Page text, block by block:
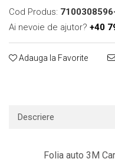
Print format mare
Serigrafie
Monomeric
Cod Produs:
Ai nevoie de ajutor? +40
Adauga la Favorite
Descriere
Folia auto 3M